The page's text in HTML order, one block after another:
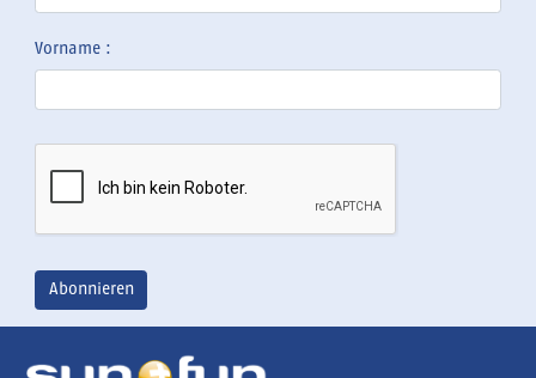
Vorname :